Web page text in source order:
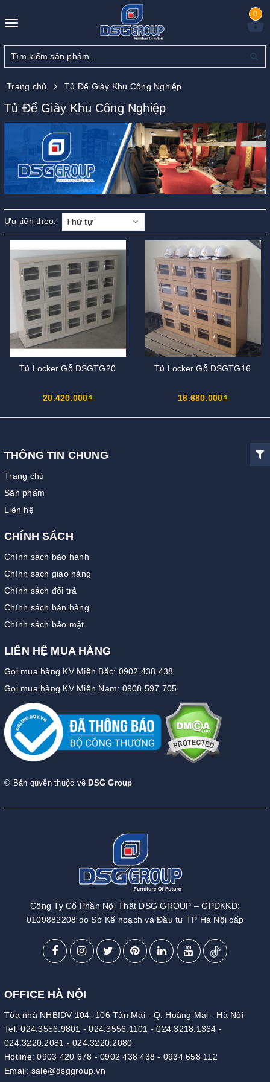
Toggle
0
Trang chủ Tủ Để Giày Khu Công Nghiệp
Tủ Để Giày Khu Công Nghiệp
Ưu tiên theo: Thứ tự
Tủ Locker Gỗ DSGTG20
20.420.000₫
Tủ Locker Gỗ DSGTG16
16.680.000₫
THÔNG TIN CHUNG
Trang chủ
Sản phẩm
Liên hệ
CHÍNH SÁCH
Chính sách bảo hành
Chính sách giao hàng
Chính sách đổi trả
Chính sách bán hàng
Chính sách bảo mật
LIÊN HỆ MUA HÀNG
Gọi mua hàng KV Miền Bắc: 0902.438.438
Gọi mua hàng KV Miền Nam: 0908.597.705
© Bản quyền thuộc về DSG Group
Công Ty Cổ Phần Nội Thất DSG GROUP – GPDKKD:
0109882208 do Sở Kế hoạch và Đầu tư TP Hà Nội cấp
OFFICE HÀ NỘI
Tòa nhà NHBIDV 104 -106 Tân Mai - Q. Hoàng Mai - Hà Nội
Tel:024.3556.9801 -024.3556.1101 -024.3218.1364 -
024.3220.2081 - 024.3220.2080
Hotline:0903 420 678 - 0902 438 438 - 0934 658 112
Email: sale@dsggroup.vn